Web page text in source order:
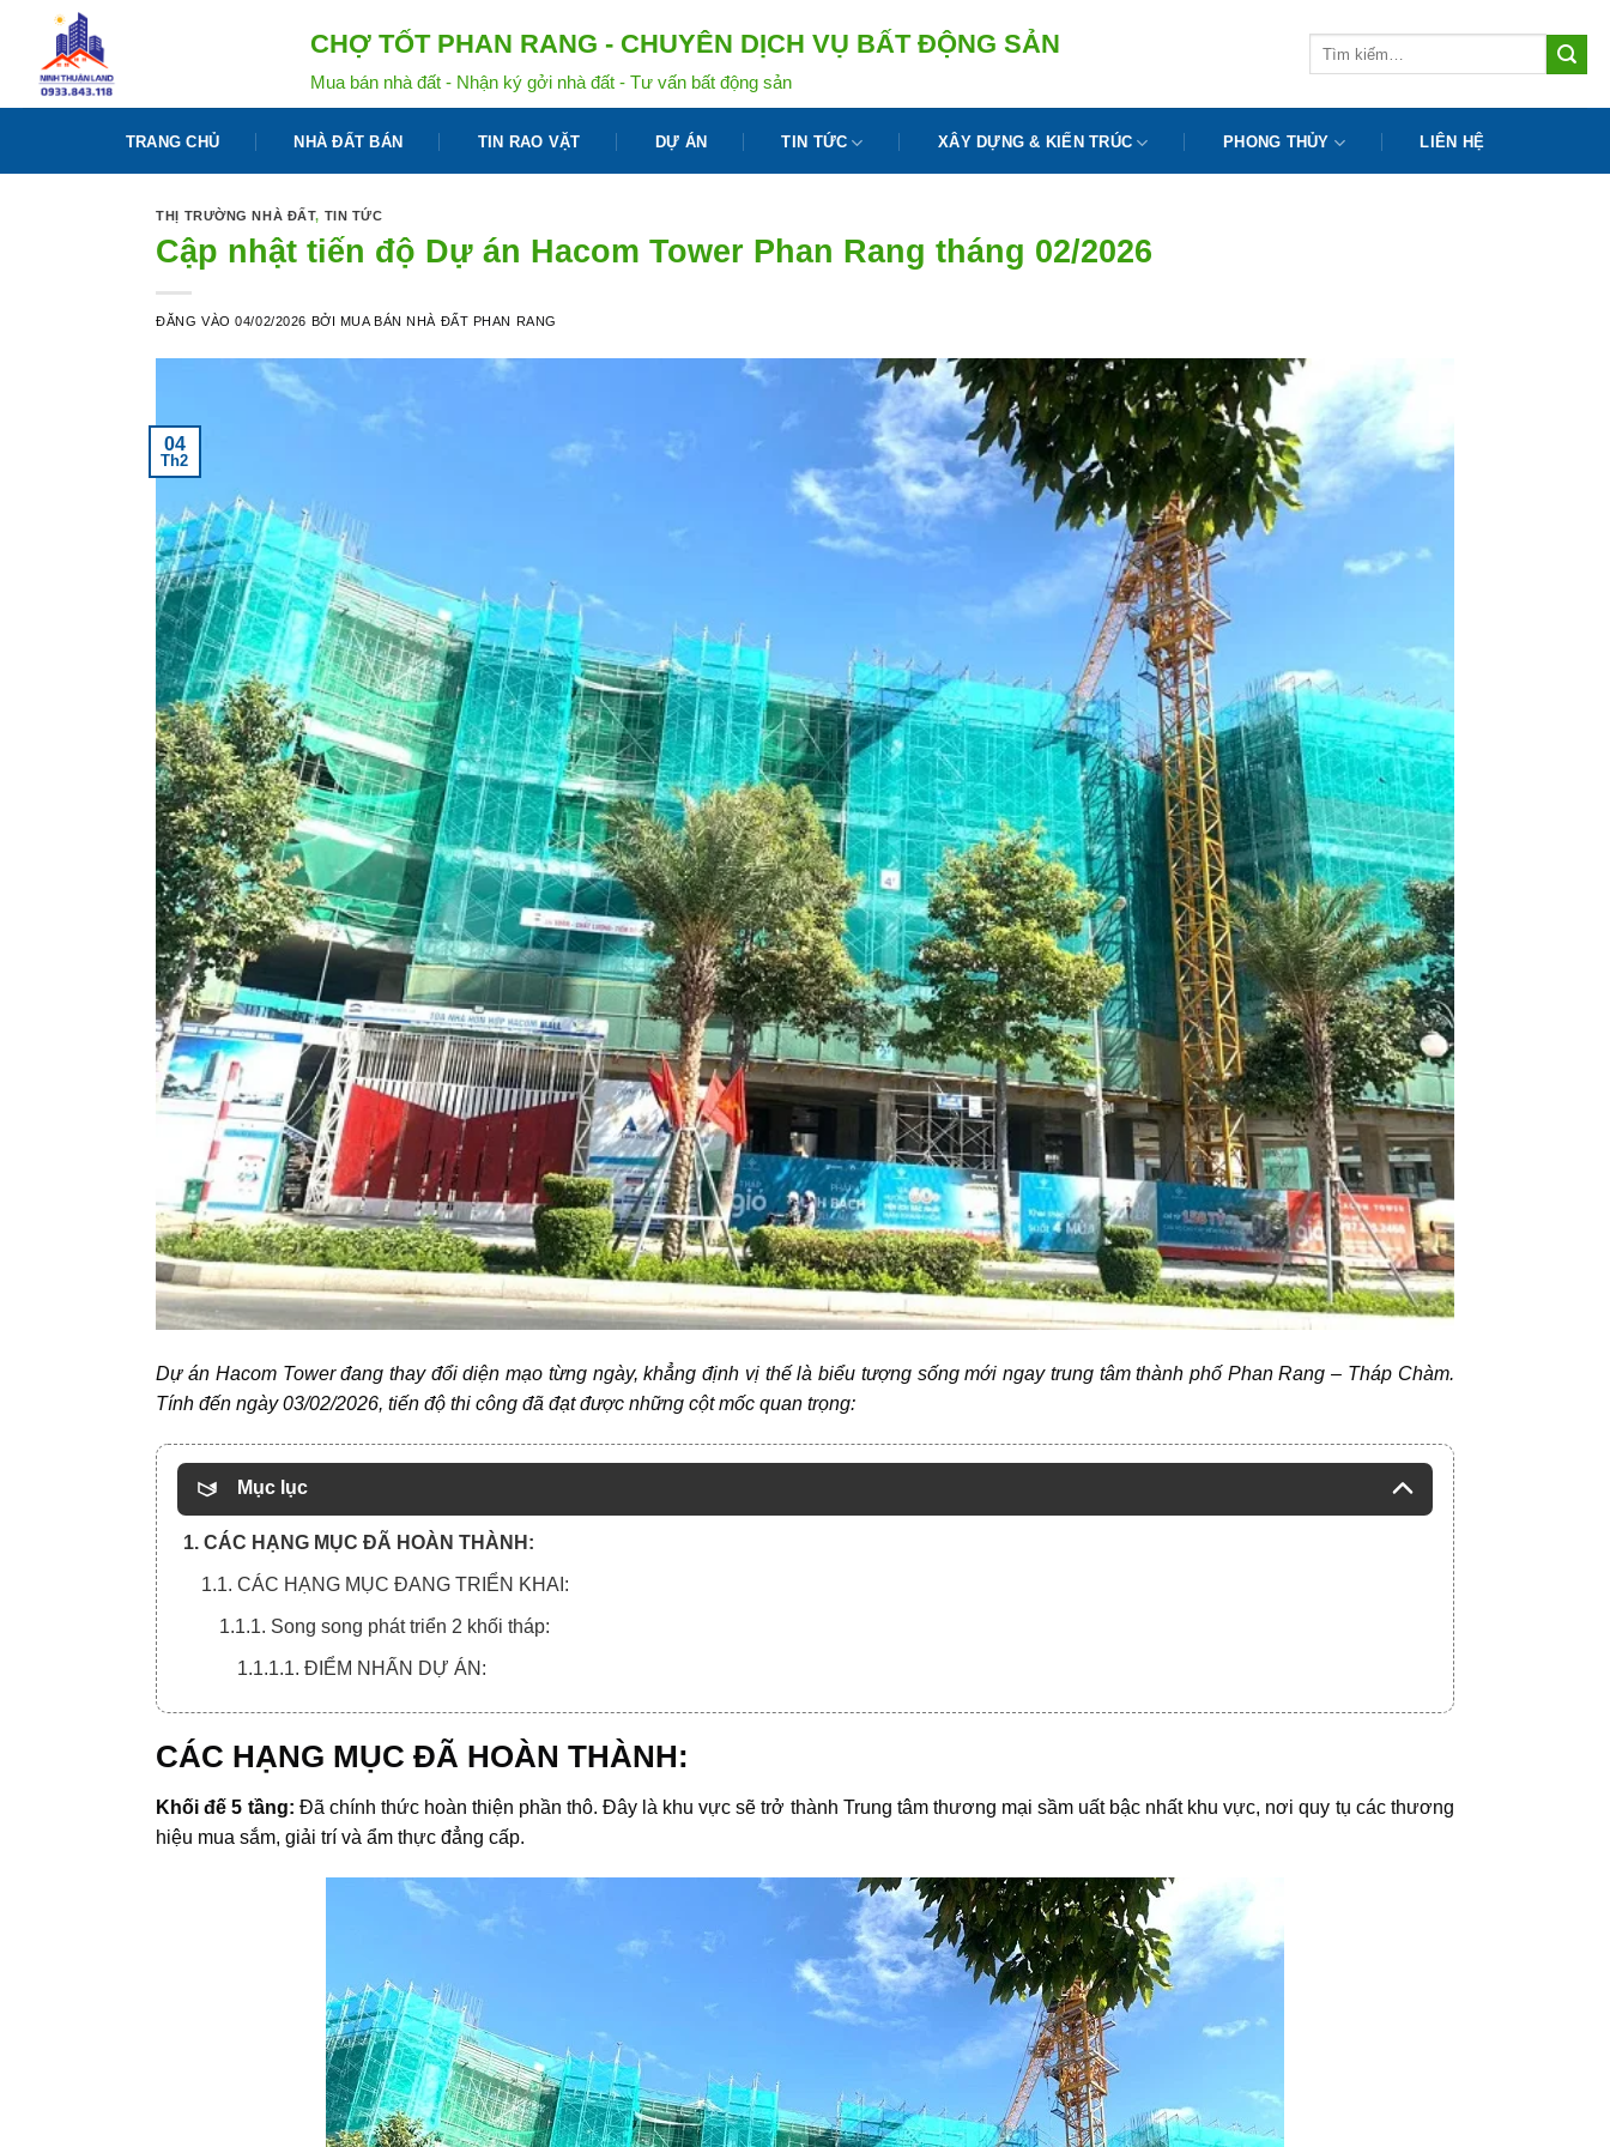
dung
CHỢ TỐT PHAN RANG - CHUYÊN DỊCH VỤ BẤT ĐỘNG SẢN
Mua bán nhà đất - Nhận ký gởi nhà đất - Tư vấn bất động sản
TRANG CHỦ NHÀ ĐẤT BÁN TIN RAO VẶT DỰ ÁN TIN TỨC XÂY DỰNG & KIẾN TRÚC PHONG THỦY LIÊN HỆ
THỊ TRƯỜNG NHÀ ĐẤT, TIN TỨC
Cập nhật tiến độ Dự án Hacom Tower Phan Rang tháng 02/2026
ĐĂNG VÀO04/02/2026 BỞI MUA BÁN NHÀ ĐẤT PHAN RANG
04
Th2
Dự án Hacom Tower đang thay đổi diện mạo từng ngày, khẳng định vị thế là biểu tượng sống mới ngay trung tâm thành phố Phan Rang – Tháp Chàm.
Tính đến ngày 03/02/2026, tiến độ thi công đã đạt được những cột mốc quan trọng:
Mục lục
1. CÁC HẠNG MỤC ĐÃ HOÀN THÀNH:
1.1. CÁC HẠNG MỤC ĐANG TRIỂN KHAI:
1.1.1. Song song phát triển 2 khối tháp:
1.1.1.1. ĐIỂM NHẤN DỰ ÁN:
CÁC HẠNG MỤC ĐÃ HOÀN THÀNH:
Khối đế 5 tầng: Đã chính thức hoàn thiện phần thô. Đây là khu vực sẽ trở thành Trung tâm thương mại sầm uất bậc nhất khu vực, nơi quy tụ các thương
hiệu mua sắm, giải trí và ẩm thực đẳng cấp.